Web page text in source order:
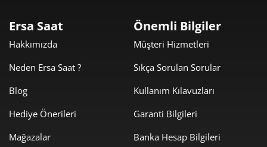
satın almayı takip eden 90 gün içerisinde online kayıt
yapıldığında toplamda 7 yıllık garanti avantajına da sahip
oluyor. Ronda/Quartz mekanizmaya, Soprod ve Sellita
otomatik mekanızmaya ve ayrıca MST-23 elle kurma
Roamer saatlere Ersa Saat güvencesi ile ulaşabilirsiniz.
Kronograf özellikli, multi fonksyionlu klasik saatler, göz alıcı
özel bir davette kalitesinden ödün vermeyenlerin
Ersa Saat
Hakkımızda
Neden Ersa Saat ?
Blog
Hediye Önerileri
Mağazalar
Önemli Bilgiler
Müşteri Hizmetleri
Sıkça Sorulan Sorular
Kullanım Kılavuzları
Garanti Bilgileri
Banka Hesap Bilgileri